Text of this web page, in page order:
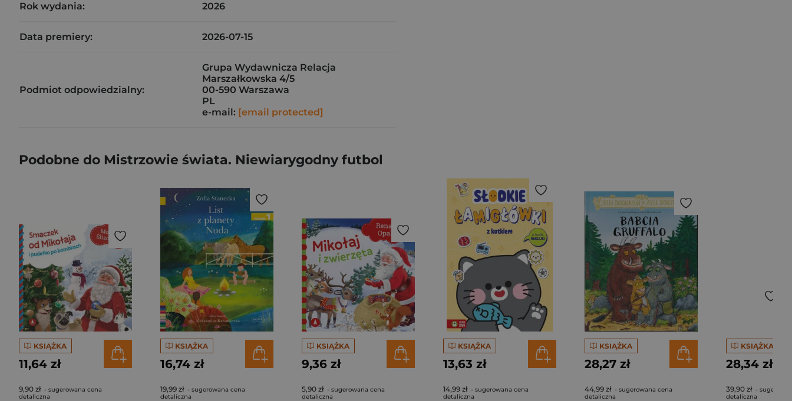
Rok wydania: 2026
Data premiery: 2026-07-15
Podmiot odpowiedzialny:
Grupa Wydawnicza Relacja
Marszałkowska 4/5
00-590 Warszawa
PL
e-mail: [email protected]
Podobne do Mistrzowie świata. Niewiarygodny futbol
KSIĄŻKA
11,64 zł
9,90 zł - sugerowana cena
detaliczna
KSIĄŻKA
16,74 zł
19,99 zł - sugerowana cena
detaliczna
KSIĄŻKA
9,36 zł
5,90 zł - sugerowana cena
detaliczna
KSIĄŻKA
13,63 zł
14,99 zł - sugerowana cena
detaliczna
KSIĄŻKA
28,27 zł
44,99 zł - sugerowana cena
detaliczna
KSIĄŻKA
28,34 zł
39,90 zł -
detaliczna